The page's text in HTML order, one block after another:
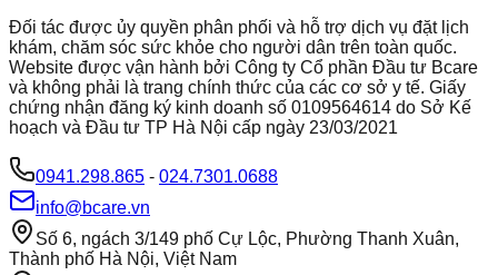
Đối tác được ủy quyền phân phối và hỗ trợ dịch vụ đặt lịch
khám, chăm sóc sức khỏe cho người dân trên toàn quốc.
Website được vận hành bởi Công ty Cổ phần Đầu tư Bcare
và không phải là trang chính thức của các cơ sở y tế. Giấy
chứng nhận đăng ký kinh doanh số 0109564614 do Sở Kế
hoạch và Đầu tư TP Hà Nội cấp ngày 23/03/2021
0941.298.865 - 024.7301.0688
info@bcare.vn
Số 6, ngách 3/149 phố Cự Lộc, Phường Thanh Xuân,
Thành phố Hà Nội, Việt Nam